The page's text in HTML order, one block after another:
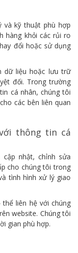
và kỹ thuật phù hợp
hàng khỏi các rủi ro
đổi hoặc sử dụng
dữ liệu hoặc lưu trữ
đối. Trong trường
cá nhân, chúng tôi
các bên liên quan
thông tin cá
cập nhật, chỉnh sửa
cho chúng tôi trong
tình hình xử lý giao
liên hệ với chúng
website. Chúng tôi
gian phù hợp.